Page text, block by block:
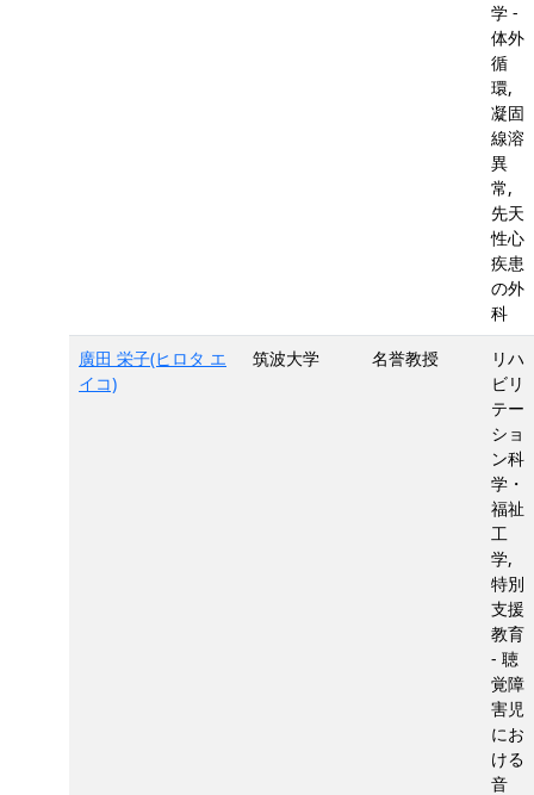
学 -
体外
循
環,
凝固
線溶
異
常,
先天
性心
疾患
の外
科
廣田 栄子(ヒロタ エ
イコ)
筑波大学 名誉教授
リハ
ビリ
テー
ショ
ン科
学・
福祉
工
学,
特別
支援
教育
- 聴
覚障
害児
にお
ける
音